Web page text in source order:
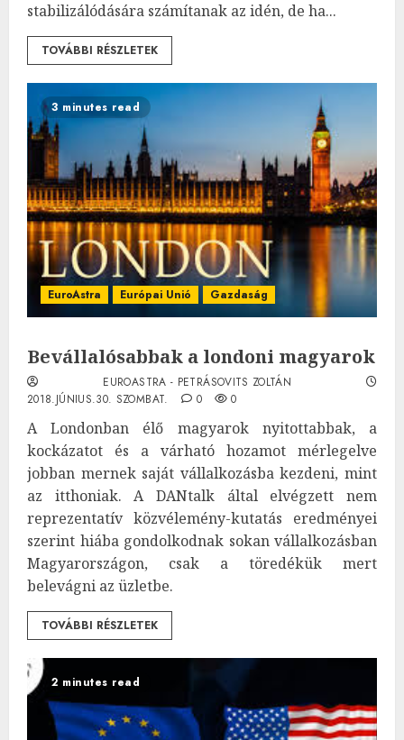
stabilizálódására számítanak az idén, de ha...
TOVÁBBI RÉSZLETEK
3 minutes read
EuroAstra Európai Unió Gazdaság
Bevállalósabbak a londoni magyarok
EUROASTRA - PETRÁSOVITS ZOLTÁN
2018.JÚNIUS.30. SZOMBAT.
0 0
A Londonban élő magyarok nyitottabbak, a
kockázatot és a várható hozamot mérlegelve
jobban mernek saját vállalkozásba kezdeni, mint
az itthoniak. A DANtalk által elvégzett nem
reprezentatív közvélemény-kutatás eredményei
szerint hiába gondolkodnak sokan vállalkozásban
Magyarországon, csak a töredékük mert
belevágni az üzletbe.
TOVÁBBI RÉSZLETEK
2 minutes read